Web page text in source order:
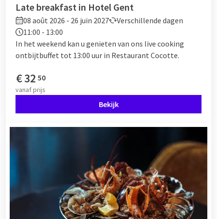
Late breakfast in Hotel Gent
08 août 2026 - 26 juin 2027
Verschillende dagen
11:00 - 13:00
In het weekend kan u genieten van ons live cooking
ontbijtbuffet tot 13:00 uur in Restaurant Cocotte.
€32 50
vanafprijs
Bekijk